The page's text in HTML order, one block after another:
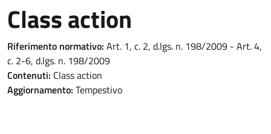
Class action
Riferimento normativo: Art. 1, c. 2, d.lgs. n. 198/2009 - Art. 4,
c. 2-6, d.lgs. n. 198/2009
Contenuti: Class action
Aggiornamento: Tempestivo